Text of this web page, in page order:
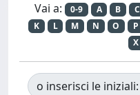
Vai a: 0-9 A B C
K
L M N O P
X
o inserisci le iniziali: